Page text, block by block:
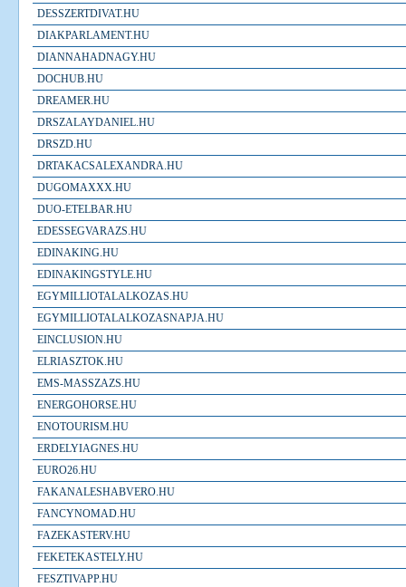
DESSZERTDIVAT.HU
DIAKPARLAMENT.HU
DIANNAHADNAGY.HU
DOCHUB.HU
DREAMER.HU
DRSZALAYDANIEL.HU
DRSZD.HU
DRTAKACSALEXANDRA.HU
DUGOMAXXX.HU
DUO-ETELBAR.HU
EDESSEGVARAZS.HU
EDINAKING.HU
EDINAKINGSTYLE.HU
EGYMILLIOTALALKOZAS.HU
EGYMILLIOTALALKOZASNAPJA.HU
EINCLUSION.HU
ELRIASZTOK.HU
EMS-MASSZAZS.HU
ENERGOHORSE.HU
ENOTOURISM.HU
ERDELYIAGNES.HU
EURO26.HU
FAKANALESHABVERO.HU
FANCYNOMAD.HU
FAZEKASTERV.HU
FEKETEKASTELY.HU
FESZTIVAPP.HU